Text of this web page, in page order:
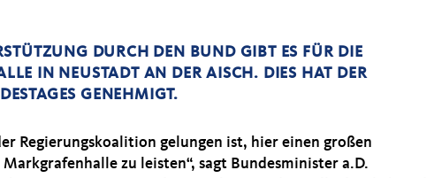
DURCH DEN BUND GIBT ES FÜR DIE
IN NEUSTADT AN DER AISCH. DIES HAT DER
GENEHMIGT.
Regierungskoalition gelungen ist, hier einen großen
zu leisten“, sagt Bundesminister a.D.